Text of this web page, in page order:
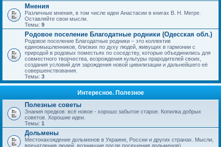
Мнения
Различные мнения, в том числе идеи Анастасии в книгах В. Н. Мегре.
Оставляйте свои мысли.
Темы: 9
Родовое поселение Благодатные родники (Одесская обл.)
Родовое поселение Благодатные родники – это коллектив
единомышленников, близких по духу людей, живущих в гармонии с
природой в родовых поместьях по соседству, которые объединились для
совместного творчества, возрождения культуры прародителей своих,
создания условий для зарождения новой цивилизации и дальнейшего её
совершенствования.
Темы: 3
Интересное. Полезное
Полезные советы
Знания предков: всё новое - хорошо забытое старое. Копилка добрых
советов. Хорошие идеи.
Темы: 1
Дольмены
Местонахождение дольменов в Украине, России и других странах. Мысли,
впечатления людей, возникшие после посещения дольменов).